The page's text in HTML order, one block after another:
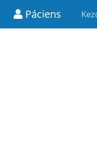
Páciens